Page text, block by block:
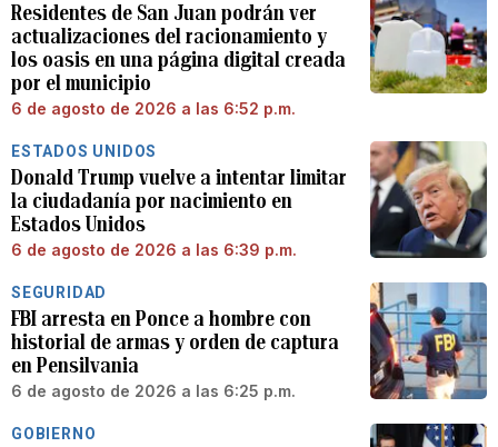
Residentes de San Juan podrán ver
actualizaciones del racionamiento y
los oasis en una página digital creada
por el municipio
6 de agosto de 2026 a las 6:52 p.m.
ESTADOS UNIDOS
Donald Trump vuelve a intentar limitar
la ciudadanía por nacimiento en
Estados Unidos
6 de agosto de 2026 a las 6:39 p.m.
SEGURIDAD
FBI arresta en Ponce a hombre con
historial de armas y orden de captura
en Pensilvania
6 de agosto de 2026 a las 6:25 p.m.
GOBIERNO